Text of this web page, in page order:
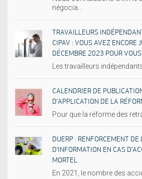
négocia...
TRAVAILLEURS
CIPAV : VOUS AVEZ ENCORE
DÉCEMBRE 2023 POUR
Les travailleurs
CALENDRIER DE
D’APPLICATION DE LA
Pour que la réforme des
DUERP : RENFORCEMENT DE
D’INFORMATION EN CAS
MORTEL
En 2021, le nombre des